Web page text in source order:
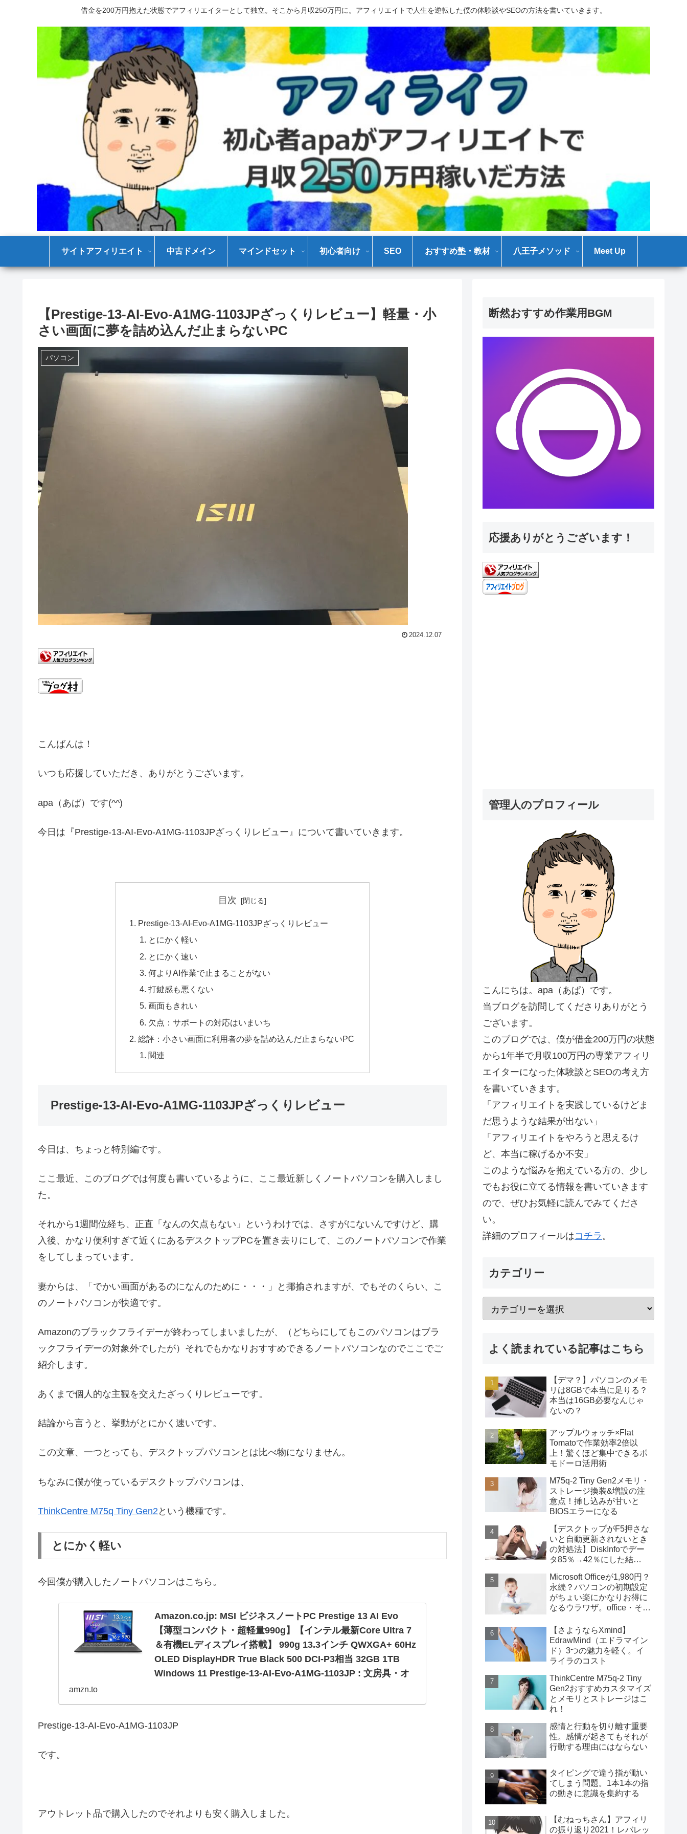
借金を200万円抱えた状態でアフィリエイターとして独立。そこから月収250万円に。アフィリエイトで人生を逆転した僕の体験談やSEOの方法を書いていきます。
サイトアフィリエイト 中古ドメイン マインドセット 初心者向け SEO おすすめ塾・教材 八王子メソッド Meet Up
【Prestige-13-AI-Evo-A1MG-1103JPざっくりレビュー】軽量・小
さい画面に夢を詰め込んだ止まらないPC
パソコン
2024.12.07
こんばんは！
いつも応援していただき、ありがとうございます。
apa（あぱ）です(^^)
今日は『Prestige-13-AI-Evo-A1MG-1103JPざっくりレビュー』について書いていきます。
目次
Prestige-13-AI-Evo-A1MG-1103JPざっくりレビュー
とにかく軽い
とにかく速い
何よりAI作業で止まることがない
打鍵感も悪くない
画面もきれい
欠点：サポートの対応はいまいち
総評：小さい画面に利用者の夢を詰め込んだ止まらないPC
関連
Prestige-13-AI-Evo-A1MG-1103JPざっくりレビュー
今日は、ちょっと特別編です。
ここ最近、このブログでは何度も書いているように、ここ最近新しくノートパソコンを購入しまし
た。
それから1週間位経ち、正直「なんの欠点もない」というわけでは、さすがにないんですけど、購
入後、かなり便利すぎて近くにあるデスクトップPCを置き去りにして、このノートパソコンで作業
をしてしまっています。
妻からは、「でかい画面があるのになんのために・・・」と揶揄されますが、でもそのくらい、こ
のノートパソコンが快適です。
Amazonのブラックフライデーが終わってしまいましたが、（どちらにしてもこのパソコンはブラ
ックフライデーの対象外でしたが）それでもかなりおすすめできるノートパソコンなのでここでご
紹介します。
あくまで個人的な主観を交えたざっくりレビューです。
結論から言うと、挙動がとにかく速いです。
この文章、一つとっても、デスクトップパソコンとは比べ物になりません。
ちなみに僕が使っているデスクトップパソコンは、
ThinkCentre M75q Tiny Gen2 という機種です。
とにかく軽い
今回僕が購入したノートパソコンはこちら。
Amazon.co.jp: MSI ビジネスノートPC Prestige 13 AI Evo
【薄型コンパクト・超軽量990g】【インテル最新Core Ultra 7
＆有機ELディスプレイ搭載】 990g 13.3インチ QWXGA+ 60Hz
OLED DisplayHDR True Black 500 DCI-P3相当 32GB 1TB
Windows 11 Prestige-13-AI-Evo-A1MG-1103JP : 文房具・オ
オンライン通販のAmazon公式サイトなら、MSI ビジネスノートPC Prestige 13 AI
スプレイ搭載】 990g 13.3インチ Q...
amzn.to
Prestige-13-AI-Evo-A1MG-1103JP
です。
アウトレット品で購入したのでそれよりも安く購入しました。
断然おすすめ作業用BGM
応援ありがとうございます！
管理人のプロフィール
こんにちは。apa（あぱ）です。
当ブログを訪問してくださりありがとう
ございます。
このブログでは、僕が借金200万円の状態
から1年半で月収100万円の専業アフィリ
エイターになった体験談とSEOの考え方
を書いていきます。
「アフィリエイトを実践しているけどま
だ思うような結果が出ない」
「アフィリエイトをやろうと思えるけ
ど、本当に稼げるか不安」
このような悩みを抱えている方の、少し
でもお役に立てる情報を書いていきます
ので、ぜひお気軽に読んでみてくださ
い。
詳細のプロフィールはコチラ 。
カテゴリー
よく読まれている記事はこちら
【デマ？】パソコンのメモ
リは8GBで本当に足りる？
本当は16GB必要なんじゃ
ないの？
アップルウォッチ×Flat
Tomatoで作業効率2倍以
上！驚くほど集中できるポ
モドーロ活用術
M75q-2 Tiny Gen2メモリ・
ストレージ換装&増設の注
意点！挿し込みが甘いと
BIOSエラーになる
【デスクトップがF5押さな
いと自動更新されないとき
の対処法】DiskInfoでデー
タ85％→42％にした結
Microsoft Officeが1,980円？
永続？パソコンの初期設定
がちょい楽にかなりお得に
なるウラワザ。office・その
【さようならXmind】
EdrawMind（エドラマイン
ド）3つの魅力を軽く。イ
ライラのコスト
ThinkCentre M75q-2 Tiny
Gen2おすすめカスタマイズ
とメモリとストレージはこ
れ！
感情と行動を切り離す重要
性。感情が起きてもそれが
行動する理由にはならない
タイピングで違う指が動い
てしまう問題。1本1本の指
の動きに意識を集約する
【むねっちさん】アフィリ
の振り返り2021！レバレッ